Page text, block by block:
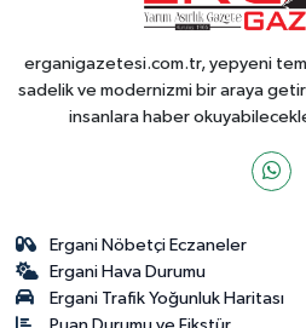
erganigazetesi.com.tr, yepyeni
sadelik ve modernizmi bir araya
insanlara haber
Ergani Nöbetçi Eczaneler
Ergani Hava Durumu
Ergani Trafik Yoğunluk Haritası
Puan Durumu ve Fikstür